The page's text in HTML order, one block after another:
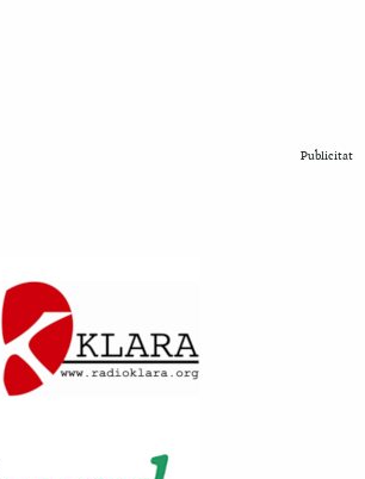
Publicitat